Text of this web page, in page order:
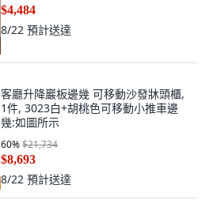
$4,484
8/22 預計送達
客廳升降巖板邊幾 可移動沙發牀頭櫃,
1件, 3023白+胡桃色可移動小推車邊
幾:如圖所示
60%$21,734
$8,693
8/22 預計送達